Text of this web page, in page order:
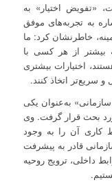
اختیار» به
به تجربه‌های موفق
خاطرنشان کرد: ما
بیشتر از هر کسی با
اختیارات بیشتری
و سریع‌تر اتخاذ کنند.
به‌عنوان یکی
بحث قرار گرفت. وی
کاری آن را به وجود
قادر به پیشرفت
داخلی، ترویج روحیه